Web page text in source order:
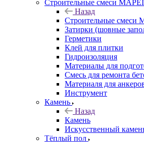
Строительные смеси MAPEI
Назад
Строительные смеси
Затирки (шовные
Герметики
Клей для плитки
Гидроизоляция
Материалы для
Смесь для ремонта
Материаля для
Инструмент
Камень
Назад
Камень
Искусственный
Тёплый пол